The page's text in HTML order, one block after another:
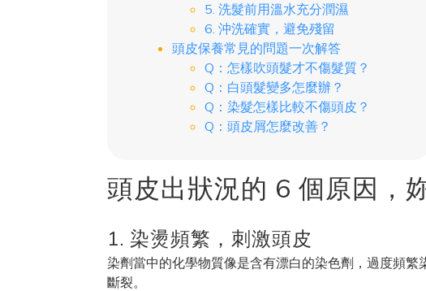
5. 洗髮前用溫水充分潤濕
6. 沖洗確實，避免殘留
頭皮保養常見的問題一次解答
Q：怎樣吹頭髮才不傷髮質？
Q：白頭髮變多怎麼辦？
Q：染髮怎樣比較不傷頭皮？
Q：頭皮屑怎麼改善？
頭皮出狀況的 6 個原因，
1. 染燙頻繁，刺激頭皮
染劑當中的化學物質像是含有漂白的染色劑，過度頻
斷裂。